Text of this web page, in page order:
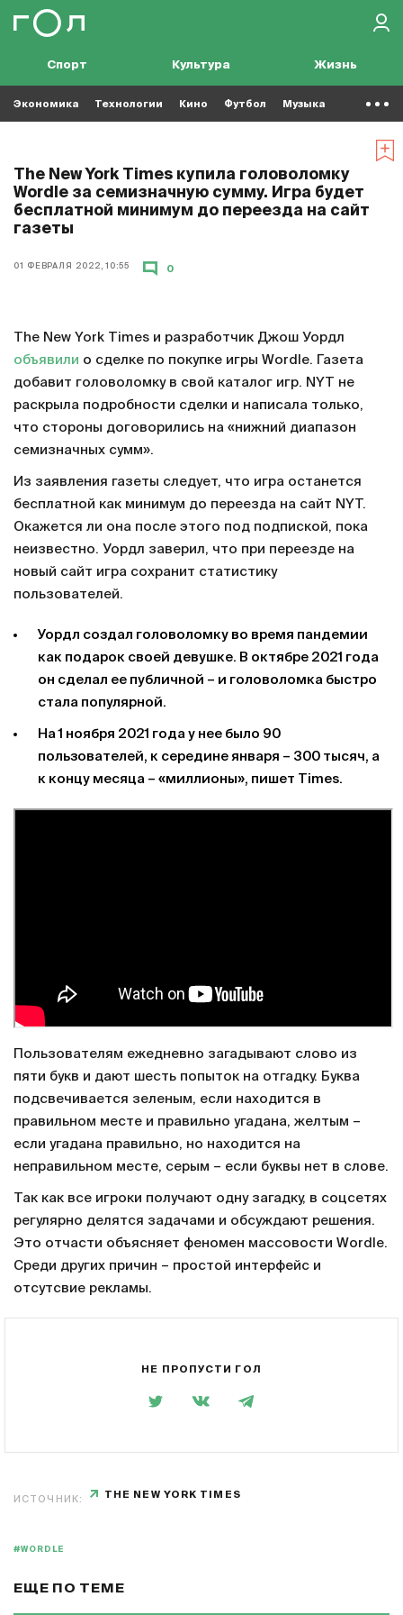
Спорт Культура Жизнь
Экономика Технологии Кино Футбол Музыка
The New York Times купила головоломку
Wordle за семизначную сумму. Игра будет
бесплатной минимум до переезда на сайт
газеты
01 ФЕВРАЛЯ 2022, 10:55 0
The New York Times и разработчик Джош Уордл
объявили о сделке по покупке игры Wordle. Газета
добавит головоломку в свой каталог игр. NYT не
раскрыла подробности сделки и написала только,
что стороны договорились на «нижний диапазон
семизначных сумм».
Из заявления газеты следует, что игра останется
бесплатной как минимум до переезда на сайт NYT.
Окажется ли она после этого под подпиской, пока
неизвестно. Уордл заверил, что при переезде на
новый сайт игра сохранит статистику
пользователей.
Уордл создал головоломку во время пандемии
как подарок своей девушке. В октябре 2021 года
он сделал ее публичной – и головоломка быстро
стала популярной.
На 1 ноября 2021 года у нее было 90
пользователей, к середине января – 300 тысяч, а
к концу месяца – «миллионы», пишет Times.
Пользователям ежедневно загадывают слово из
пяти букв и дают шесть попыток на отгадку. Буква
подсвечивается зеленым, если находится в
правильном месте и правильно угадана, желтым –
если угадана правильно, но находится на
неправильном месте, серым – если буквы нет в слове.
Так как все игроки получают одну загадку, в соцсетях
регулярно делятся задачами и обсуждают решения.
Это отчасти объясняет феномен массовости Wordle.
Среди других причин – простой интерфейс и
отсутсвие рекламы.
НЕ ПРОПУСТИ ГОЛ
ИСТОЧНИК: THE NEW YORK TIMES
#WORDLE
ЕЩЕ ПО ТЕМЕ